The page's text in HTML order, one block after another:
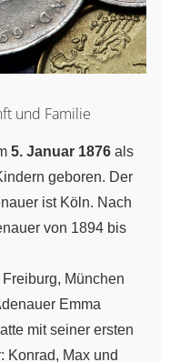
und Familie
5. Januar 1876 als
geboren. Der
ist Köln. Nach
von 1894 bis
Freiburg, München
Emma
mit seiner ersten
Konrad, Max und